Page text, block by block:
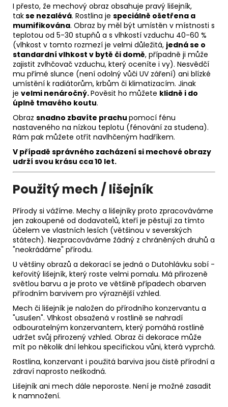
I přesto, že mechový obraz obsahuje pravý lišejník,
takse nezalévá. Rostlina je speciálně ošetřena a
mumifikována. Obraz by měl být umístěn v místnosti s
teplotou od 5-30 stupňů a s vlhkostí vzduchu 40-60 %
(vlhkost v tomto rozmezí je velmi důležitá, jedná se o
standardní vlhkost v bytě či domě, případně ji může
zajistit zvlhčovač vzduchu, který oceníte i vy). Nesvědčí
mu přímé slunce (není odolný vůči UV záření) ani blízké
umístění k radiátorům, krbům či klimatizacím. Jinak
je velmi nenáročný.Pověsit ho můžete klidně i do
úplně tmavého koutu.
Obraz snadno zbavíte prachu pomocí fénu
nastaveného na nízkou teplotu (fénování za studena).
Rám pak můžete otřít navlhčeným hadříkem.
V případě správného zacházení si mechové obrazy
udrží svou krásu cca 10 let.
Použitý mech / lišejník
Přírody si vážíme. Mechy a lišejníky proto zpracováváme
jen zakoupené od dodavatelů, kteří je pěstují za tímto
účelem ve vlastních lesích (většinou v severských
státech). Nezpracováváme žádný z chráněných druhů a
"neokrádáme" přírodu.
U většiny obrazů a dekorací se jedná o Dutohlávku sobí -
keřovitý lišejník, který roste velmi pomalu. Má přirozeně
světlou barvu a je proto ve většině případech obarven
přírodním barvivem pro výraznější vzhled.
Mech či lišejník je naložen do přírodního konzervantu a
"usušen". Vlhkost obsažená v rostlině se nahradí
odbouratelným konzervantem, který pomáhá rostlině
udržet svůj přirozený vzhled. Obraz či dekorace může
mít po několik dní lehkou specifickou vůni, která vyprchá.
Rostlina, konzervant i použitá barviva jsou čistě přírodní a
zdraví naprosto neškodná.
Lišejník ani mech dále neporoste. Není je možné zasadit
k namnožení.